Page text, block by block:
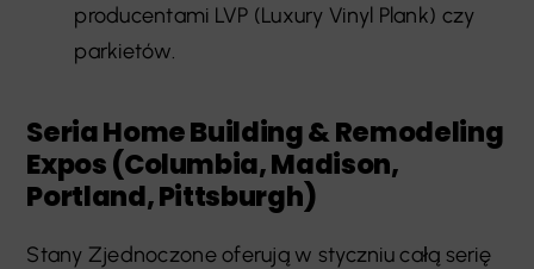
producentami LVP (Luxury Vinyl Plank) czy
parkietów.
Seria Home Building & Remodeling
Expos (Columbia, Madison,
Portland, Pittsburgh)
Stany Zjednoczone oferują w styczniu całą serię